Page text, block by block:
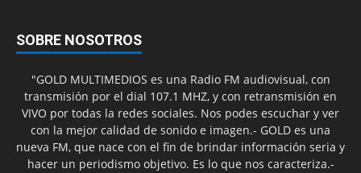
SOBRE NOSOTROS
"GOLD MULTIMEDIOS es una Radio FM audiovisual, con
transmisión por el dial 107.1 MHZ, y con retransmisión en
VIVO por todas la redes sociales. Nos podes escuchar y ver
con la mejor calidad de sonido e imagen.- GOLD es una
nueva FM, que nace con el fin de brindar información seria y
hacer un periodismo objetivo. Es lo que nos caracteriza.-